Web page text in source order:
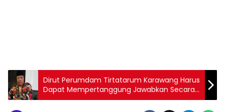
Dirut Perumdam Tirtatarum Karawang Harus
Dapat Mempertanggung Jawabkan Secara
Hukum Soal Kebocoran Air Sebesar Rp 145 M